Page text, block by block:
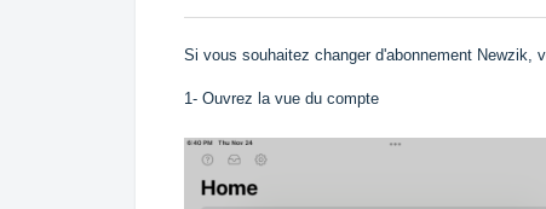
Si vous souhaitez changer d'abonnement Newzik,
1- Ouvrez la vue du compte